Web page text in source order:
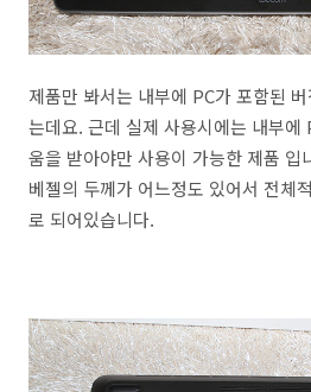
제품만 봐서는 내부에 PC가 포함된
는데요. 근데 실제 사용시에는 내부에
움을 받아야만 사용이 가능한 제품 입
베젤의 두께가 어느정도 있어서 전체
로 되어있습니다.